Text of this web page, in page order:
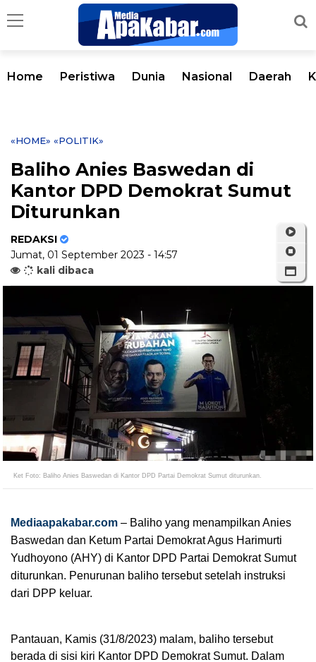
Home Peristiwa Dunia Nasional Daerah
«HOME» «POLITIK»
Baliho Anies Baswedan di
Kantor DPD Demokrat Sumut
Diturunkan
REDAKSI
Jumat, 01 September 2023 - 14:57
kali dibaca
Ket Foto: Baliho Anies Baswedan di Kantor DPD Partai Demokrat Sumut diturunkan.
Mediaapakabar.com – Baliho yang menampilkan Anies
Baswedan dan Ketum Partai Demokrat Agus Harimurti
Yudhoyono (AHY) di Kantor DPD Partai Demokrat Sumut
diturunkan. Penurunan baliho tersebut setelah instruksi
dari DPP keluar.
Pantauan, Kamis (31/8/2023) malam, baliho tersebut
berada di sisi kiri Kantor DPD Demokrat Sumut. Dalam